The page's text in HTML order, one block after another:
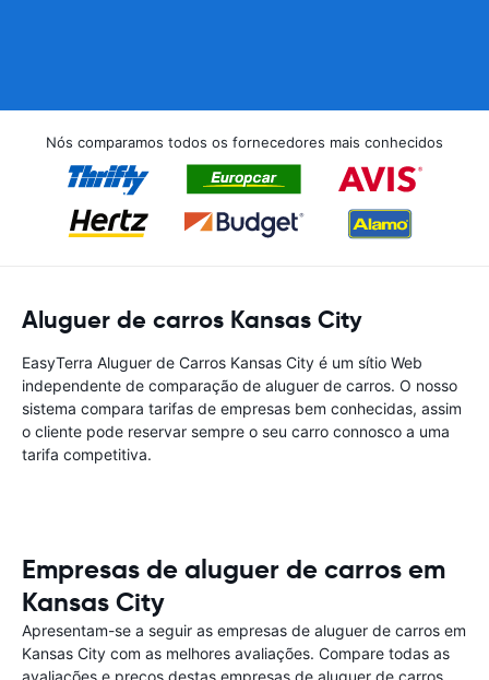
Nós comparamos todos os fornecedores mais conhecidos
Aluguer de carros Kansas City
EasyTerra Aluguer de Carros Kansas City é um sítio Web
independente de comparação de aluguer de carros. O nosso
sistema compara tarifas de empresas bem conhecidas, assim
o cliente pode reservar sempre o seu carro connosco a uma
tarifa competitiva.
Empresas de aluguer de carros em
Kansas City
Apresentam-se a seguir as empresas de aluguer de carros em
Kansas City com as melhores avaliações. Compare todas as
avaliações e preços destas empresas de aluguer de carros